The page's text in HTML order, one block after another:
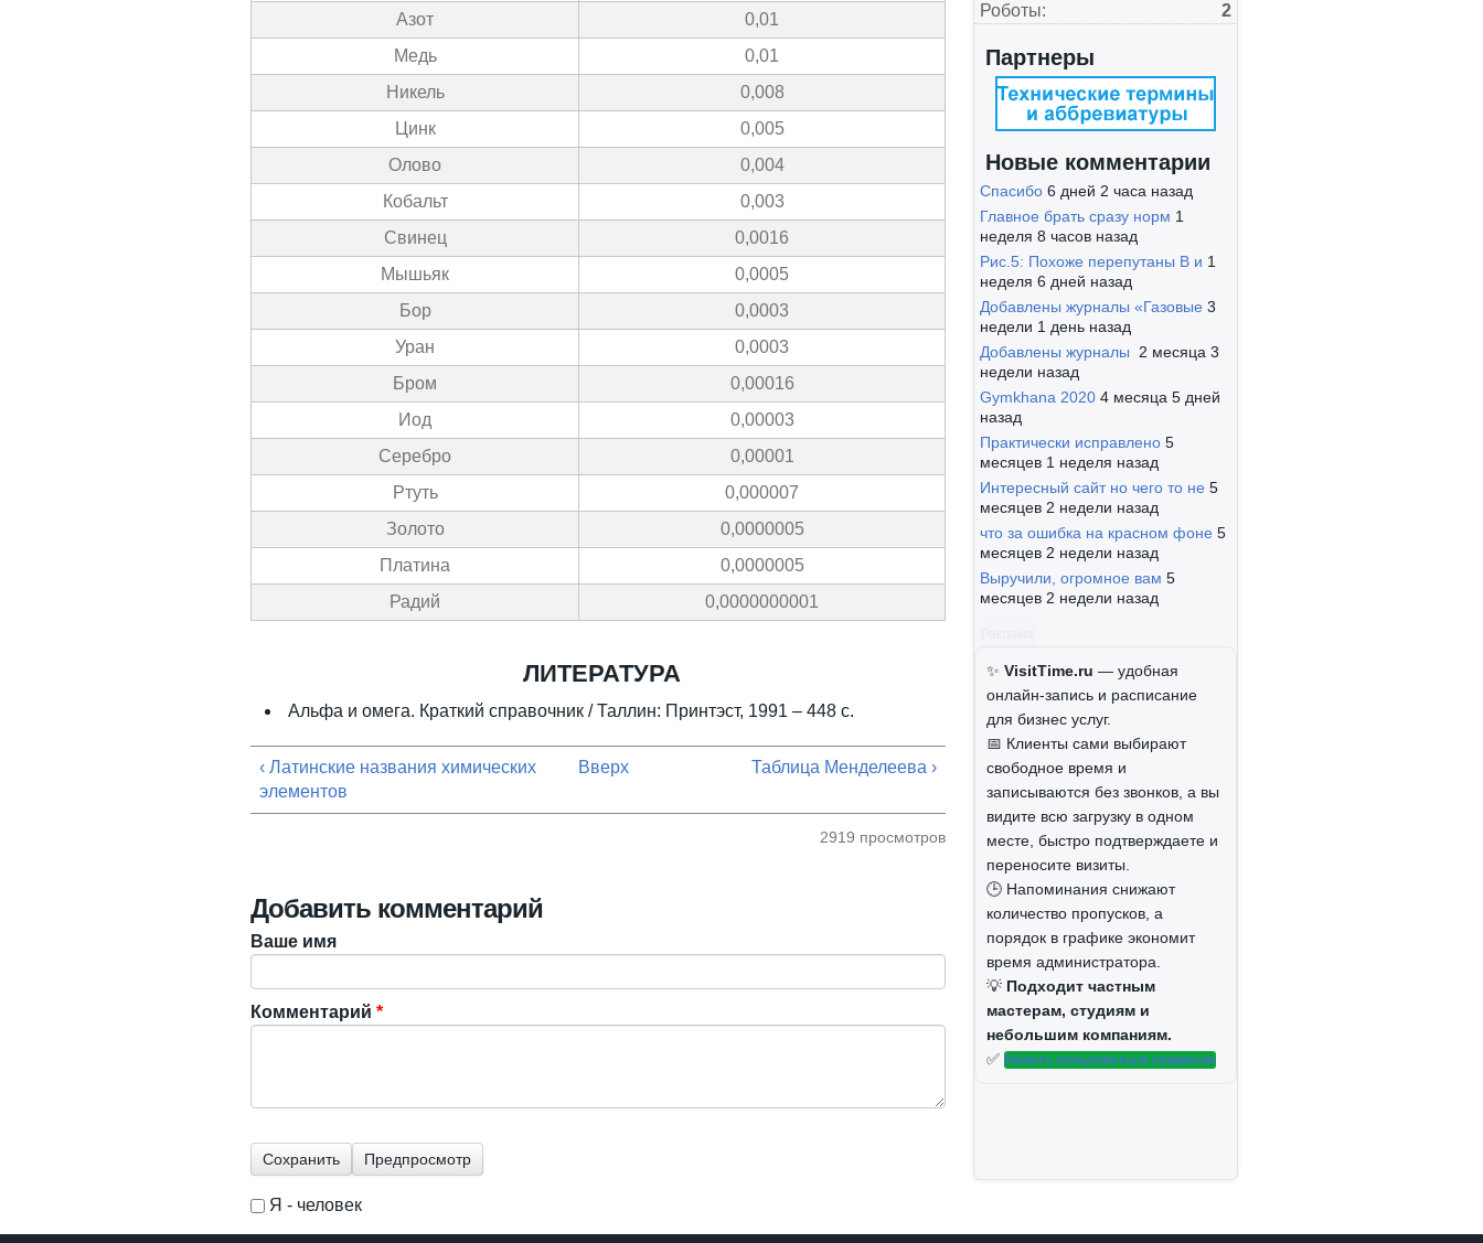
Азот
0,01
Медь
0,01
Никель
0,008
Цинк
0,005
Олово
0,004
Кобальт
0,003
Свинец
0,0016
Мышьяк
0,0005
Бор
0,0003
Уран
0,0003
Бром
0,00016
Иод
0,00003
Серебро
0,00001
Ртуть
0,000007
Золото
0,0000005
Платина
0,0000005
Радий
0,0000000001
ЛИТЕРАТУРА
Альфа и омега. Краткий справочник / Таллин: Принтэст, 1991 – 448 с.
‹ Латинские названия химических
элементов
Вверх Таблица Менделеева ›
2919 просмотров
Добавить комментарий
Ваше имя
Комментарий *
Я - человек
Роботы:
2
Партнеры
Новые комментарии
Спасибо 6 дней 2 часа назад
Главное брать сразу норм 1
неделя 8 часов назад
Рис.5: Похоже перепутаны B и 1
неделя 6 дней назад
Добавлены журналы «Газовые 3
недели 1 день назад
Добавлены журналы
2 месяца 3
недели назад
Gymkhana 2020 4 месяца 5 дней
назад
Практически исправлено 5
месяцев 1 неделя назад
Интересный сайт но чего то не 5
месяцев 2 недели назад
что за ошибка на красном фоне 5
месяцев 2 недели назад
Выручили, огромное вам 5
месяцев 2 недели назад
✨ VisitTime.ru — удобная
онлайн-запись и расписание
для бизнес услуг.
📅 Клиенты сами выбирают
свободное время и
записываются без звонков, а вы
видите всю загрузку в одном
месте, быстро подтверждаете и
переносите визиты.
🕒 Напоминания снижают
количество пропусков, а
порядок в графике экономит
время администратора.
💡 Подходит частным
мастерам, студиям и
небольшим компаниям.
✅ Начать пользоваться сервисом